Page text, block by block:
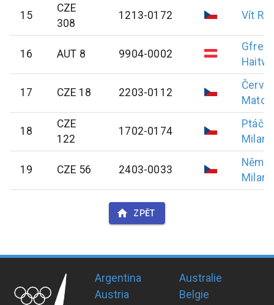
15
CZE
308
1213-0172 Vít
16 AUT 8 9904-0002
17 CZE 18 2203-0112
18
CZE
122
1702-0174
Milan
19 CZE 56 2403-0033
Milan
ZPĚT
Argentina
Australie
Austria
Belgie